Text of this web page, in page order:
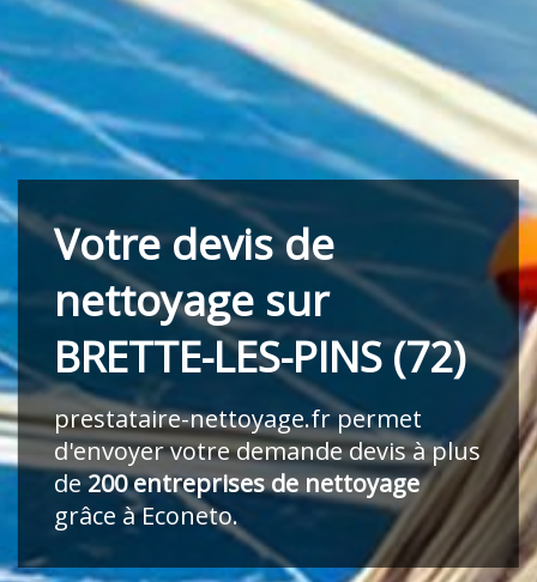
Votre devis de
nettoyage sur
BRETTE-LES-PINS (72)
prestataire-nettoyage.frpermet
d'envoyer votre demande devis à plus
de200 entreprises de nettoyage
grâce à Econeto.